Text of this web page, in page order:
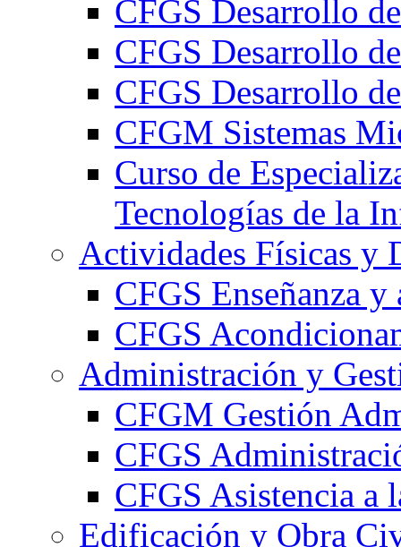
CFGS Desarrollo
CFGS Desarrollo
CFGS Desarrollo
CFGM Sistemas
Curso de
Tecnologías de la
Actividades Físicas y
CFGS Enseñanza
CFGS
Administración y
CFGM Gestión
CFGS
CFGS Asistencia a
Edificación y Obra